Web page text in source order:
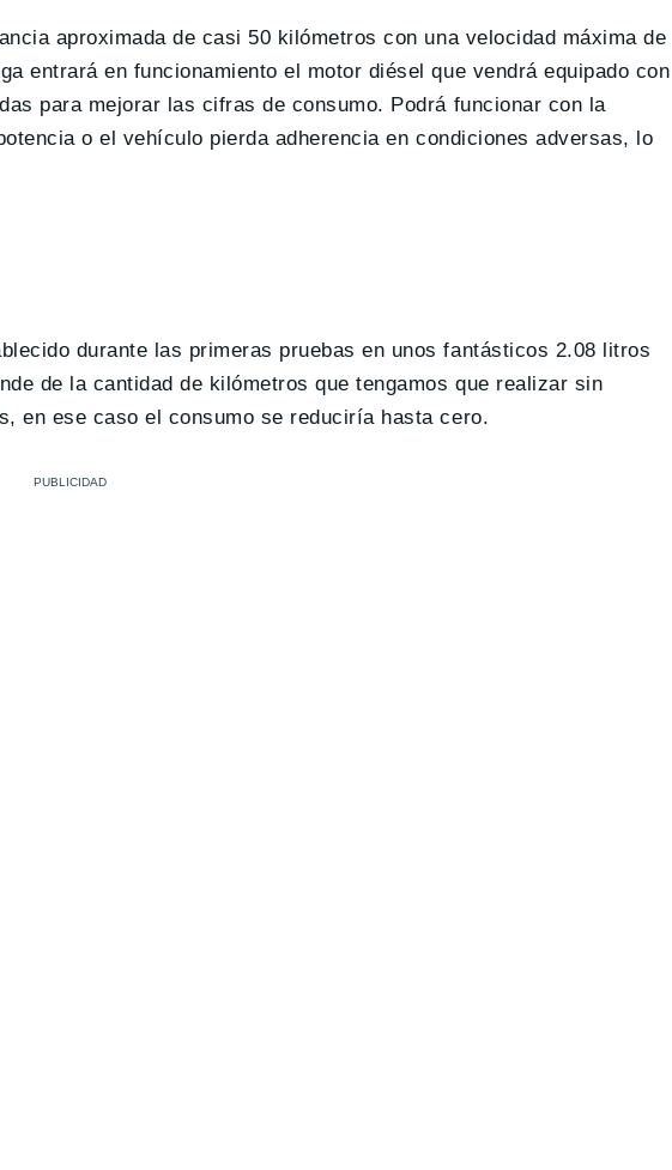
aproximada de casi 50 kilómetros con una velocidad máxima de
entrará en funcionamiento el motor diésel que vendrá equipado con
para mejorar las cifras de consumo. Podrá funcionar con la
o el vehículo pierda adherencia en condiciones adversas, lo
durante las primeras pruebas en unos fantásticos 2.08 litros
de la cantidad de kilómetros que tengamos que realizar sin
en ese caso el consumo se reduciría hasta cero.